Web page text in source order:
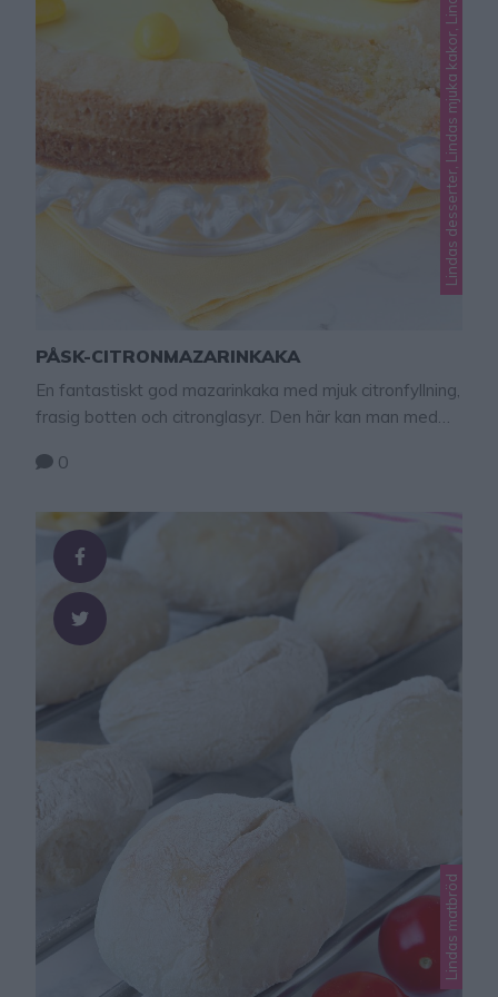
Lindas desserter, Lindas mjuka kakor, Lindas pajrecept
PÅSK-CITRONMAZARINKAKA
En fantastiskt god mazarinkaka med mjuk citronfyllning,
frasig botten och citronglasyr. Den här kan man med
Följ mig gärna Lindas bakskola på Instagram (klicka
recept direkt i ditt flöde! Påsk-Citronmazarinkaka 12–
14 bitar Mördeg 5 dl vetemjöl 200 …
0
Lindas matbröd